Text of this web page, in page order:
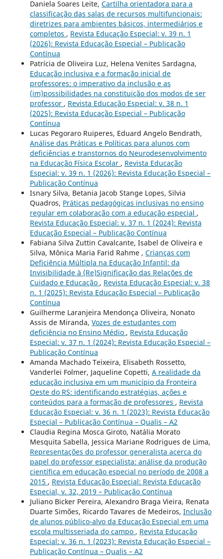
Daniela Soares Leite, Cartilha orientadora para a
classificação das salas de recursos multifuncionais:
diretrizes para ambientes básicos, intermediários e
completos , Revista Educação Especial: v. 39 n. 1
(2026): Revista Educação Especial – Publicação
Contínua
Patrícia de Oliveira Luz, Helena Venites Sardagna,
Educação inclusiva e a formação inicial de
professores: o imperativo da inclusão e as
(im)possibilidades na constituição dos modos de ser
professor , Revista Educação Especial: v. 38 n. 1
(2025): Revista Educação Especial – Publicação
Contínua
Lucas Pegoraro Ruiperes, Eduard Angelo Bendrath,
Análise das Práticas e Políticas para alunos com
deficiências e transtornos do Neurodesenvolvimento
na Educação Física Escolar , Revista Educação
Especial: v. 39 n. 1 (2026): Revista Educação Especial –
Publicação Contínua
Isnary Silva, Betania Jacob Stange Lopes, Silvia
Quadros, Práticas pedagógicas inclusivas no ensino
regular em colaboração com a educação especial ,
Revista Educação Especial: v. 37 n. 1 (2024): Revista
Educação Especial – Publicação Contínua
Fabiana Silva Zuttin Cavalcante, Isabel de Oliveira e
Silva, Mônica Maria Farid Rahme , Crianças com
Deficiência Múltipla na Educação Infantil: da
Invisibilidade à (Re)Significação das Relações de
Cuidado e Educação , Revista Educação Especial: v. 38
n. 1 (2025): Revista Educação Especial – Publicação
Contínua
Guilherme Laranjeira Mendonça Oliveira, Nonato
Assis de Miranda, Vozes de estudantes com
deficiência no Ensino Médio , Revista Educação
Especial: v. 37 n. 1 (2024): Revista Educação Especial –
Publicação Contínua
Amanda Machado Teixeira, Elisabeth Rossetto,
Vanderlei Folmer, Jaqueline Copetti, A realidade da
educação inclusiva em um município da Fronteira
Oeste do RS: identificando estratégias, ações e
conteúdos para a formação de professores , Revista
Educação Especial: v. 36 n. 1 (2023): Revista Educação
Especial – Publicação Contínua – Qualis – A2
Claudia Regina Mosca Giroto, Natália Morato
Mesquita Sabella, Jessica Mariane Rodrigues de Lima,
Representações do professor generalista acerca do
papel do professor especialista: análise da produção
científica em educação especial no período de 2008 a
2015 , Revista Educação Especial: Revista Educação
Especial, v. 32, 2019 – Publicação Contínua
Juliano Bicker Pereira, Alexandro Braga Vieira, Renata
Duarte Simões, Ricardo Tavares de Medeiros, Inclusão
de alunos público-alvo da Educação Especial em uma
escola multisseriada do campo , Revista Educação
Especial: v. 36 n. 1 (2023): Revista Educação Especial –
Publicação Contínua – Qualis – A2